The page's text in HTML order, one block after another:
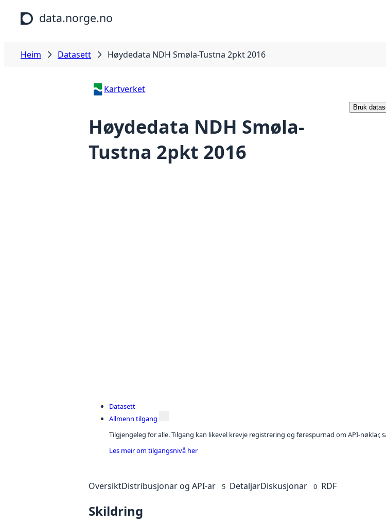
Hopp til hovudinnhald
data.norge.no
Heim Datasett Høydedata NDH Smøla-Tustna 2pkt 2016
Kartverket
Høydedata NDH Smøla-
Tustna 2pkt 2016
Bruk
Datasett
Allmenn tilgang
Tilgjengeleg for alle. Tilgang kan likevel krevje registrering og førespurnad om API-
Les meir om tilgangsnivå her
OversiktDistribusjonar og API-ar 5 DetaljarDiskusjonar 0 RDF
Skildring